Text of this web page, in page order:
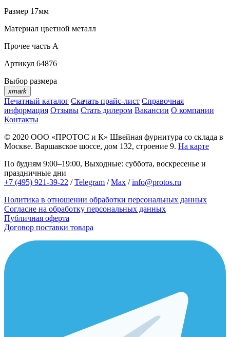
Размер 17мм
Материал цветной металл
Прочее часть A
Артикул 64876
Выбор размера
xmark
Печатный каталог Скачать прайс-лист Справочная
информация Отзывы Стать дилером Вакансии О компании
Контакты
© 2020 ООО «ПРОТОС и К» Швейная фурнитура со склада в
Москве. Варшавское шоссе, дом 132, строение 9. На карте
По будням 9:00–19:00, Выходные: суббота, воскресенье и
праздничные дни
+7 (495) 921-39-22 /Telegram /Max /info@protos.ru
Политика в отношении обработки персональных данных
Согласие на обработку персональных данных
Публичная оферта
Договор поставки товара